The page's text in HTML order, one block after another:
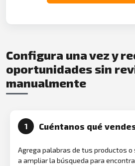
Configura una vez y
oportunidades sin
manualmente
1 Cuéntanos qué
Agrega palabras de tus productos o
a ampliar la búsqueda para